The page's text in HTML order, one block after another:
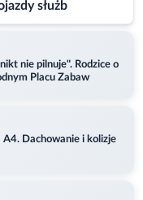
służb
nie pilnuje". Rodzice o
Placu Zabaw
A4. Dachowanie i kolizje